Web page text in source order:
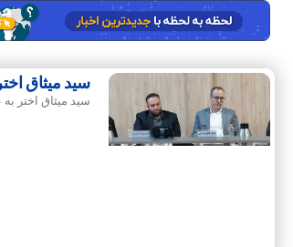
سید میثاق
سید میثاق اختر